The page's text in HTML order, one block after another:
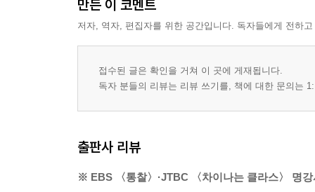
만든 이 코멘트
저자, 역자, 편집자를 위한 공간입니다. 독자들에게 전하
접수된 글은 확인을 거쳐 이 곳에 게재됩니다.
독자 분들의 리뷰는 리뷰 쓰기를, 책에 대한 문의는
출판사 리뷰
※ EBS 〈통찰〉·JTBC 〈차이나는 클라스〉 명